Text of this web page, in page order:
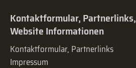
Kontaktformular, Partnerlinks,
Website Informationen
Kontaktformular, Partnerlinks
Impressum